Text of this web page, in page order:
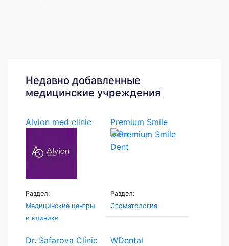
Недавно добавленные
медицинские учреждения
Alvion med clinic
Раздел:
Медицинские центры
и клиники
Premium Smile
Dent
Раздел:
Стоматология
Dr. Safarova Clinic WDental